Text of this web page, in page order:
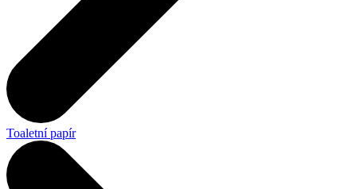
Toaletní papír